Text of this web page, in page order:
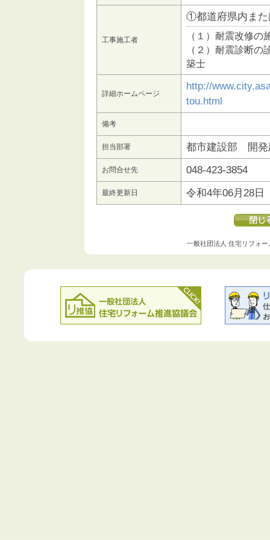
工事施工者
①都道府県内また
（１）耐震改修
（２）耐震診断
築士
詳細ホームページ
http://
tou.html
備考
担当部署 都市建設部 開
お問合せ先 048-423-3854
最終更新日 令和4年06月28日
一般社団法人 住宅リフォー